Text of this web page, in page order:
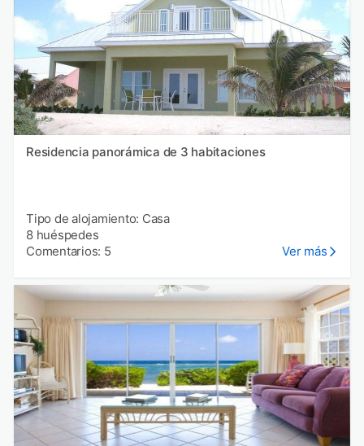
Residencia panorámica de 3 habitaciones
Tipo de alojamiento: Casa
8 huéspedes
Comentarios: 5
Ver más